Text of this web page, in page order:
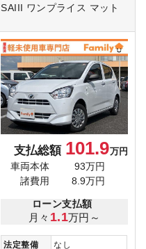
SAIII ワンプライス マット
支払総額 101.9万円
車両本体
93万円
諸費用
8.9万円
ローン支払額
月々 1.1万円～
法定整備
なし